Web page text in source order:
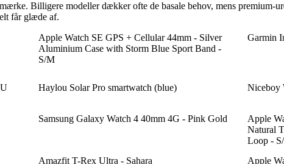
Billigere modeller dækker ofte de basale behov, mens premium-
får glæde af.
Apple Watch SE GPS + Cellular 44mm - Silver
Aluminium Case with Storm Blue Sport Band -
S/M
Garmin
Haylou Solar Pro smartwatch (blue) Niceboy
Samsung Galaxy Watch 4 40mm 4G - Pink Gold
Apple
Natural
Loop -
Amazfit T-Rex Ultra - Sahara
Apple